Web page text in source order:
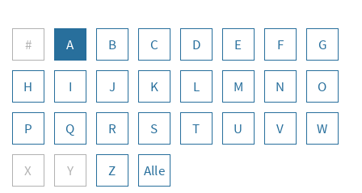
Buchstabennavigation
# A B C D E F G
H I J K L M N O
P Q R S T U V W
X Y Z Alle